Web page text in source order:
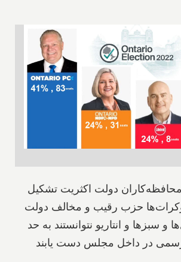
محافظه‌کاران دولت اکثریت تشکیل
حزب رقیب و مخالف دولت
و سبزها و انتاریو نتوانستند به حد
در داخل مجلس دست یابند